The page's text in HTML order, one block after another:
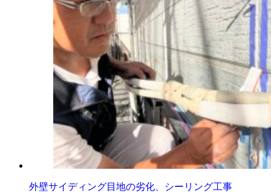
外壁サイディング目地の劣化、シーリング工事